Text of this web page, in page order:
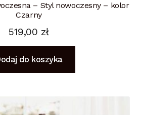
– Styl nowoczesny – kolor
Czarny
519,00 zł
do koszyka